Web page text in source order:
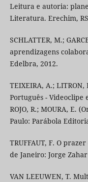
Leitura e autoria:
Literatura. Erechim,
SCHLATTER, M.;
aprendizagens
Edelbra, 2012.
TEIXEIRA, A.;
Português -
ROJO, R.; MOURA, E.
Paulo: Parábola
TRUFFAUT, F. O
de Janeiro: Jorge
VAN LEEUWEN, T.